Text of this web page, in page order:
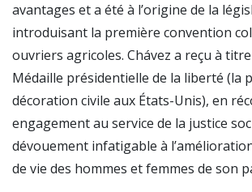
avantages et a été à l’origine de la
introduisant la première convention
ouvriers agricoles. Chávez a reçu à
Médaille présidentielle de la liberté (la
décoration civile aux États-Unis), en
engagement au service de la justice
dévouement infatigable à
de vie des hommes et femmes de son